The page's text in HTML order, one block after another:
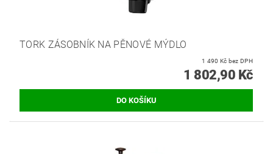
TORK ZÁSOBNÍK NA PĚNOVÉ MÝDLO
1 490 Kč bez DPH
1 802,90 Kč